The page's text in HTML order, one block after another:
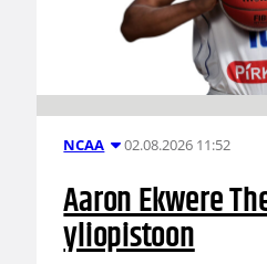
NCAA 02.08.2026 11:52
Aaron Ekwere
yliopistoon